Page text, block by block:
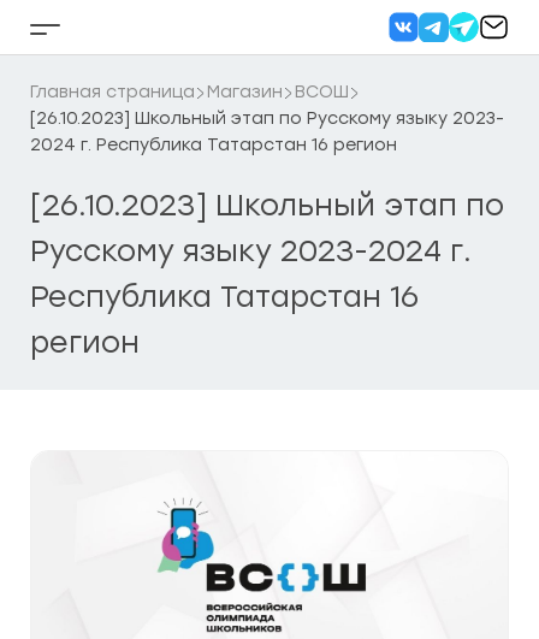
Кнопка
бокового
меню
Главная страница Магазин
ВСОШ
[26.10.2023] Школьный этап по Русскому языку 2023-
2024 г. Республика Татарстан 16 регион
[26.10.2023] Школьный этап по
Русскому языку 2023-2024 г.
Республика Татарстан 16
регион